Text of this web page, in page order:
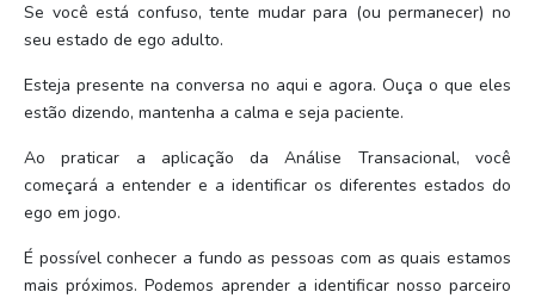
Se você está confuso, tente mudar para (ou permanecer) no
seu estado de ego adulto.
Esteja presente na conversa no aqui e agora. Ouça o que eles
estão dizendo, mantenha a calma e seja paciente.
Ao praticar a aplicação da Análise Transacional, você
começará a entender e a identificar os diferentes estados do
ego em jogo.
É possível conhecer a fundo as pessoas com as quais estamos
mais próximos. Podemos aprender a identificar nosso parceiro